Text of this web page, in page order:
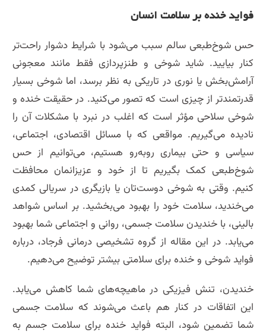
فواید خنده بر سلامت انسان
حس شوخ‌طبعی سالم سبب می‌شود با شرایط دشوار راحت‌تر
کنار بیایید. شاید شوخی و طنزپردازی فقط مانند معجونی
آرامش‌بخش یا نوری در تاریکی به نظر برسد، اما شوخی بسیار
قدرتمندتر از چیزی است که تصور می‌کنید. در حقیقت خنده و
شوخی سلاحی مؤثر است که اغلب در نبرد با مشکلات آن را
نادیده می‌گیریم. مواقعی که با مسائل اقتصادی، اجتماعی،
سیاسی و حتی بیماری روبه‌رو هستیم، می‌توانیم از حس
شوخ‌طبعی کمک بگیریم تا از خود و عزیزانمان محافظت
کنیم. وقتی به شوخی دوست‌تان یا بازیگری در سریالی کمدی
می‌خندید، سلامت خود را بهبود می‌بخشید. بر اساس شواهد
بالینی، با خندیدن سلامت جسمی، روانی و اجتماعی شما بهبود
می‌یابد. در این مقاله از گروه تشخیصی درمانی فرجاد، درباره
فواید شوخی و خنده برای سلامتی بیشتر توضیح می‌دهیم.
خندیدن، تنش فیزیکی در ماهیچه‌های شما کاهش می‌یابد.
این اتفاقات در کنار هم باعث می‌شوند که سلامت جسمی
شما تضمین شود، البته فواید خنده برای سلامت جسم به